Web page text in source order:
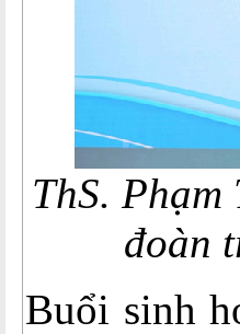
ThS.
đoàn
Buổi sinh